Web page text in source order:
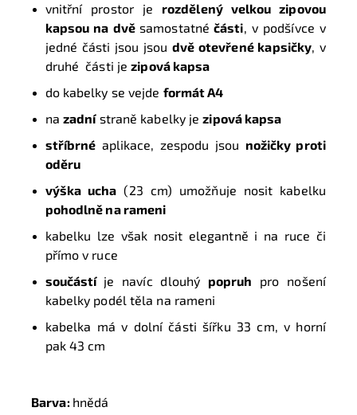
vnitřní prostor je rozdělený velkou zipovou
kapsou na dvě samostatné části, v podšívce v
jedné části jsou jsou dvě otevřené kapsičky, v
druhé části jezipová kapsa
do kabelky se vejde formát A4
na zadnístraně kabelky jezipová kapsa
stříbrné aplikace, zespodu jsou nožičky proti
oděru
výška ucha (23 cm) umožňuje nosit kabelku
pohodlně na rameni
kabelku lze však nosit elegantně i na ruce či
přímo v ruce
součástí je navíc dlouhý popruh pro nošení
kabelky podél těla na rameni
kabelka má v dolní části šířku 33 cm, v horní
pak 43 cm
Barva: hnědá